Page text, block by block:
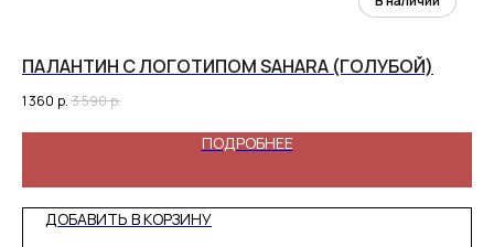
ПАЛАНТИН С ЛОГОТИПОМ SAHARA (ГОЛУБОЙ)
1 360 р. 3 590р.
ПОДРОБНЕЕ
ДОБАВИТЬ В КОРЗИНУ